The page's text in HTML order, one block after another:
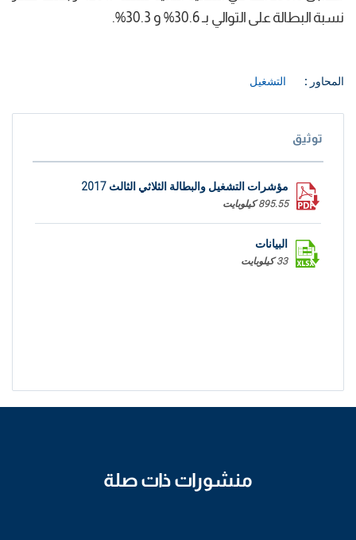
نسبة البطالة على التوالي بـ 30.6% و 30.3%.
المحاور : التشغيل
توثيق
مؤشرات التشغيل والبطالة الثلاثي الثالث 2017
895.55 كيلوبايت
البيانات
33 كيلوبايت
منشورات ذات صلة